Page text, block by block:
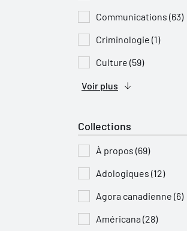
Communications (63)
Criminologie (1)
Culture (59)
Voir plus
Collections
À propos (69)
Adologiques (12)
Agora canadienne (6)
Américana (28)